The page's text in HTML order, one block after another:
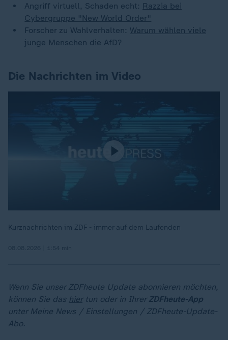
Angriff virtuell, Schaden echt: Razzia bei
Cybergruppe "New World Order"
Forscher zu Wahlverhalten: Warum wählen viele
junge Menschen die AfD?
Die Nachrichten im Video
Kurznachrichten im ZDF - immer auf dem Laufenden
Wenn Sie unser ZDFheute Update abonnieren möchten,
können Sie das hiertun oder in Ihrer ZDFheute-App
unter Meine News / Einstellungen / ZDFheute-Update-
Abo.